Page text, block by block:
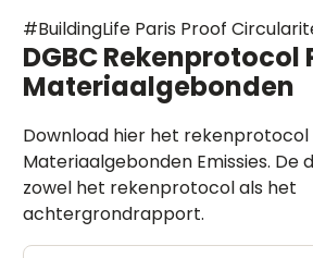
#BuildingLife Paris Proof
DGBC Rekenprotocol
Materiaalgebonden
Download hier het rekenprotocol
Materiaalgebonden Emissies. De
zowel het rekenprotocol als het
achtergrondrapport.